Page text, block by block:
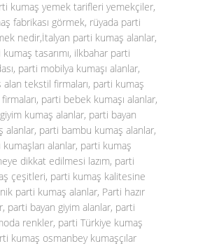
kumaş yemek tarifleri yemekçiler,
fabrikası görmek, rüyada parti
nedir,İtalyan parti kumaş alanlar,
tasarımı, ilkbahar parti
parti mobilya kumaşı alanlar,
alan tekstil firmaları, parti kumaş
parti bebek kumaşı alanlar,
kumaş alanlar, parti bayan
alanlar, parti bambu kumaş alanlar,
alanlar, parti kumaş
dikkat edilmesi lazım, parti
çeşitleri, parti kumaş kalitesine
parti kumaş alanlar, Parti hazır
parti bayan giyim alanlar, parti
renkler, parti Türkiye kumaş
kumaş osmanbey kumaşçılar